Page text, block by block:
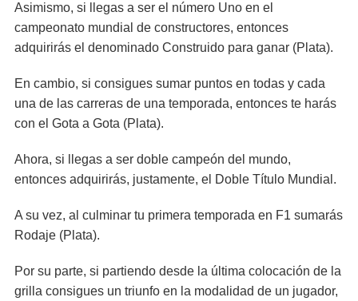
Asimismo, si llegas a ser el número Uno en el
campeonato mundial de constructores, entonces
adquirirás el denominado Construido para ganar (Plata).
En cambio, si consigues sumar puntos en todas y cada
una de las carreras de una temporada, entonces te harás
con el Gota a Gota (Plata).
Ahora, si llegas a ser doble campeón del mundo,
entonces adquirirás, justamente, el Doble Título Mundial.
A su vez, al culminar tu primera temporada en F1 sumarás
Rodaje (Plata).
Por su parte, si partiendo desde la última colocación de la
grilla consigues un triunfo en la modalidad de un jugador,